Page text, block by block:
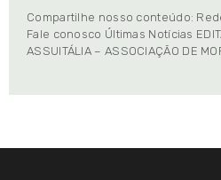
Compartilhe nosso conteúdo:
Fale conosco Últimas Notícias
ASSUITÁLIA – ASSOCIAÇÃO DE